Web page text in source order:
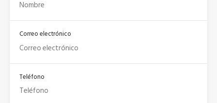
Correo electrónico
Teléfono